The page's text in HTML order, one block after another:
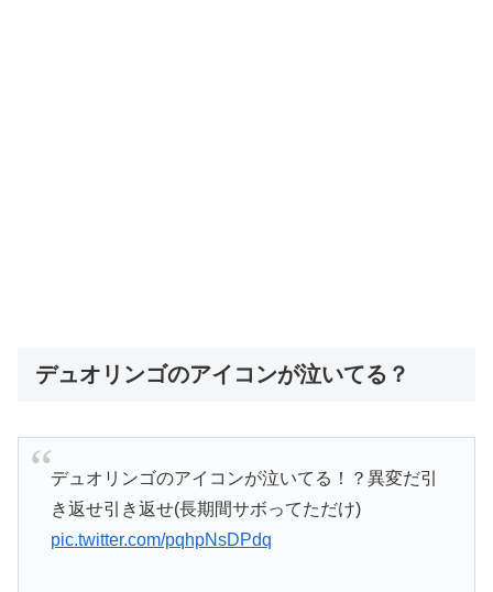
デュオリンゴのアイコンが泣いてる？
デュオリンゴのアイコンが泣いてる！？異変だ引
き返せ引き返せ(長期間サボってただけ)
pic.twitter.com/pqhpNsDPdq